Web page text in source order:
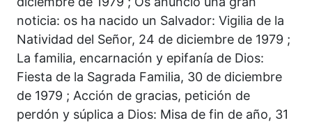
noticia: os ha nacido un Salvador: Vigilia de la
Natividad del Señor, 24 de diciembre de 1979 ;
La familia, encarnación y epifanía de Dios:
Fiesta de la Sagrada Familia, 30 de diciembre
de 1979 ; Acción de gracias, petición de
perdón y súplica a Dios: Misa de fin de año, 31